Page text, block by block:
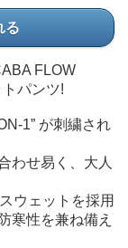
る
FLOW
パンツ!
1” が刺繍され
わせ易く、大人
ウェットを採用
寒性を兼ね備え